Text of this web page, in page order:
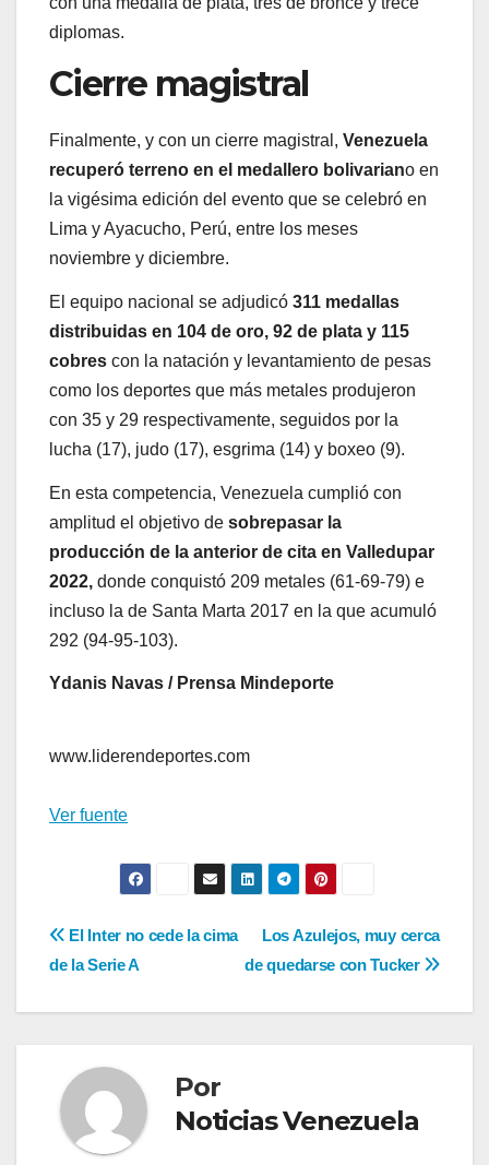
diplomas.
Cierre magistral
Finalmente, y con un cierre magistral, Venezuela
recuperó terreno en el medallero bolivariano en
la vigésima edición del evento que se celebró en
Lima y Ayacucho, Perú, entre los meses
noviembre y diciembre.
El equipo nacional se adjudicó 311 medallas
distribuidas en 104 de oro, 92 de plata y 115
cobres con la natación y levantamiento de pesas
como los deportes que más metales produjeron
con 35 y 29 respectivamente, seguidos por la
lucha (17), judo (17), esgrima (14) y boxeo (9).
En esta competencia, Venezuela cumplió con
amplitud el objetivo de sobrepasar la
producción de la anterior de cita en Valledupar
2022, donde conquistó 209 metales (61-69-79) e
incluso la de Santa Marta 2017 en la que acumuló
292 (94-95-103).
Ydanis Navas / Prensa Mindeporte
www.liderendeportes.com
Ver fuente
Navegación
Los Azulejos, muy cerca
de quedarse con Tucker
El Inter no cede la cima
de la Serie A
Por
Noticias Venezuela